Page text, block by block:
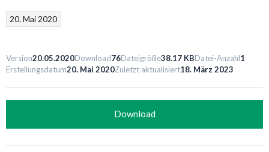
20. Mai 2020
Version20.05.2020Download76Dateigröße38.17 KBDatei-Anzahl1
Erstellungsdatum20. Mai 2020Zuletzt aktualisiert18. März 2023
Download